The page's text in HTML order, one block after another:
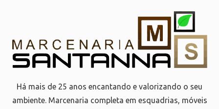
Há mais de 25 anos encantando e valorizando o seu
ambiente. Marcenaria completa em esquadrias, móveis